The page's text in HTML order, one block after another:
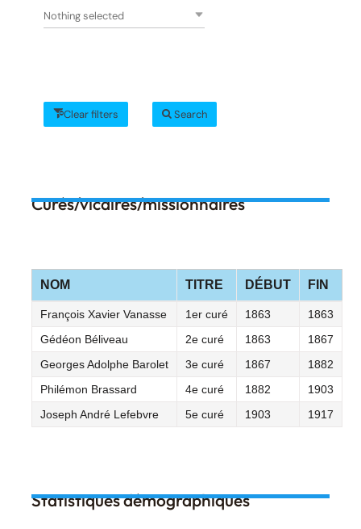
Nothing selected
Clear filters Search
Curés/vicaires/missionnaires
NOM TITRE DÉBUT FIN
François Xavier Vanasse 1er curé 1863
1863
Gédéon Béliveau
2e curé 1863
1867
Georges Adolphe Barolet
3e curé 1867
1882
Philémon Brassard
4e curé 1882
1903
Joseph André Lefebvre
5e curé 1903 1917
Statistiques démographiques